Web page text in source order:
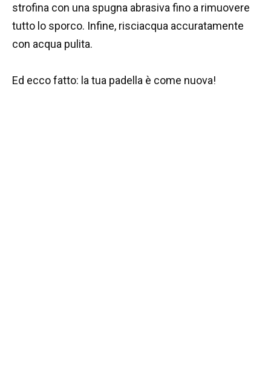
strofina con una spugna abrasiva fino a rimuovere
tutto lo sporco. Infine, risciacqua accuratamente
con acqua pulita.
Ed ecco fatto: la tua padella è come nuova!